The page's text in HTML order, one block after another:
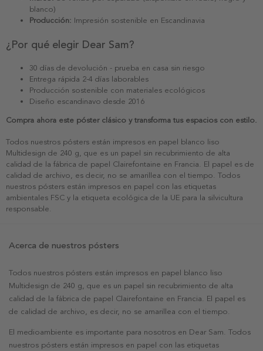
blanco)
Producción: Impresión sostenible en Escandinavia
¿Por qué elegir Dear Sam?
30 días de devolución - prueba en casa sin riesgo
Entrega rápida 2-4 días laborables
Producción sostenible con materiales ecológicos
Diseño escandinavo desde 2016
Compra ahora este póster clásico y transforma tus espacios con estilo.
Todos nuestros pósters están impresos en papel blanco liso
Multidesign de 240 g, que es un papel sin recubrimiento de alta
calidad de la fábrica de papel Clairefontaine en Francia. El papel es de
calidad de archivo, es decir, no se amarillea con el tiempo. Todos
nuestros pósters están impresos en papel con las etiquetas
ambientales FSC y la etiqueta ecológica de la UE para la silvicultura
responsable.
Acerca de nuestros pósters
Todos nuestros pósters están impresos en papel blanco liso
Multidesign de 240 g, que es un papel sin recubrimiento de alta
calidad de la fábrica de papel Clairefontaine en Francia. El papel es
de calidad de archivo, es decir, no se amarillea con el tiempo.
El medioambiente es importante para nosotros en Dear Sam. Todos
nuestros pósters están impresos en papel con las etiquetas